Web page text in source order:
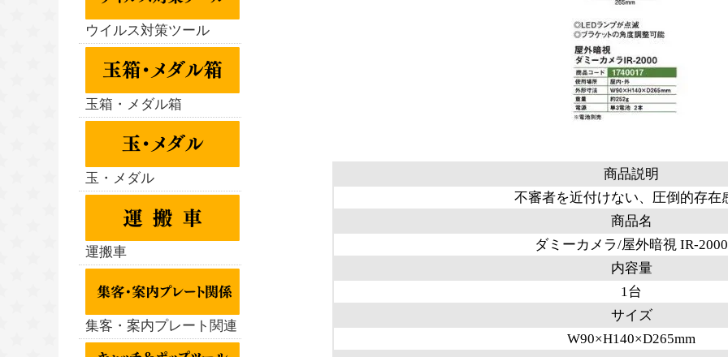
ウイルス対策ツール
玉箱・メダル箱
玉・メダル
運搬車
集客・案内プレート関連
商品説明
不審者を近付けない、圧倒的存在
商品名
ダミーカメラ/屋外暗視 IR-2000
内容量
1台
サイズ
W90×H140×D265mm